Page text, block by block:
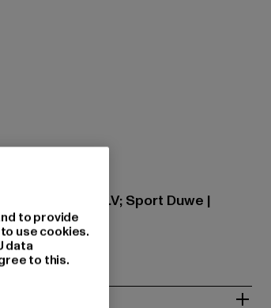
Netherland B.V; Sport Duwe |
to provide
use cookies.
data
to this.